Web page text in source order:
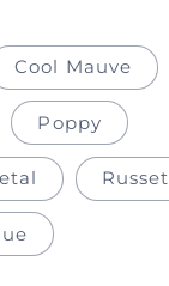
Cool Mauve
Poppy
Russet